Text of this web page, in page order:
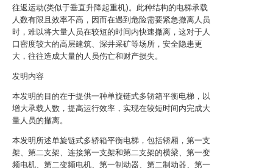
往返运动(类似于垂直升降起重机)。此种结构的电梯承载
人数有限且效率不高，因而在遇到危险需要紧急撤离人员
时，难以将大量人员在较短的时间内快速撤离，这对于人
口密度较大的高层建筑、深井采矿等场所，安全隐患更
大，往往造成大量的人员伤亡和财产损失。
发明内容
本发明的目的在于提供一种单旋链式多轿箱平衡电梯，以
增大承载人数，提高运行效率，实现在较短时间内完成大
量人员的撤离。
本发明所述单旋链式多轿箱平衡电梯，包括轿厢，第一支
架、第二支架、连接第一支架和第二支架的横梁、第一变
频电机、第二变频电机、第一制动器、第二制动器、第一